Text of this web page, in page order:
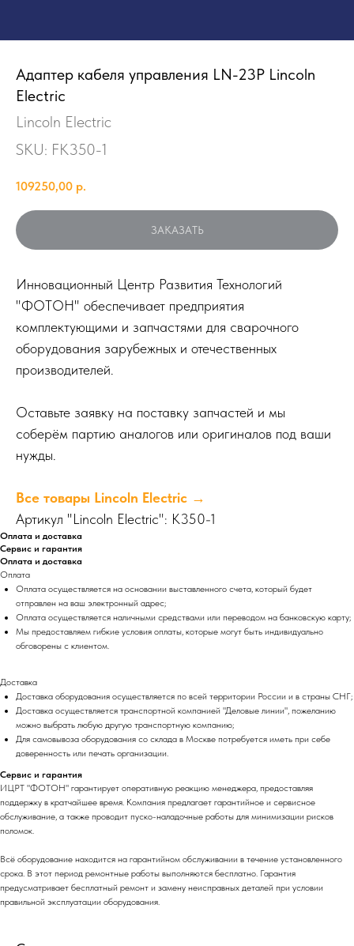
Адаптер кабеля управления LN-23P Lincoln
Electric
Lincoln Electric
SKU: FK350-1
109250,00 р.
ЗАКАЗАТЬ
Инновационный Центр Развития Технологий
"ФОТОН" обеспечивает предприятия
комплектующими и запчастями для сварочного
оборудования зарубежных и отечественных
производителей.
Оставьте заявку на поставку запчастей и мы
соберём партию аналогов или оригиналов под ваши
нужды.
Все товары Lincoln Electric →
Артикул "Lincoln Electric": K350-1
Оплата и доставка
Сервис и гарантия
Оплата и доставка
Оплата
Оплата осуществляется на основании выставленного счета, который будет
отправлен на ваш электронный адрес;
Оплата осуществляется наличными средствами или переводом на банковскую карту;
Мы предоставляем гибкие условия оплаты, которые могут быть индивидуально
обговорены с клиентом.
Доставка
Доставка оборудования осуществляется по всей территории России и в страны СНГ;
Доставка осуществляется транспортной компанией "Деловые линии", пожеланию
можно выбрать любую другую транспортную компанию;
Для самовывоза оборудования со склада в Москве потребуется иметь при себе
доверенность или печать организации.
Сервис и гарантия
ИЦРТ "ФОТОН" гарантирует оперативную реакцию менеджера, предоставляя
поддержку в кратчайшее время. Компания предлагает гарантийное и сервисное
обслуживание, а также проводит пуско-наладочные работы для минимизации рисков
поломок.
Всё оборудование находится на гарантийном обслуживании в течение установленного
срока. В этот период ремонтные работы выполняются бесплатно. Гарантия
предусматривает бесплатный ремонт и замену неисправных деталей при условии
правильной эксплуатации оборудования.